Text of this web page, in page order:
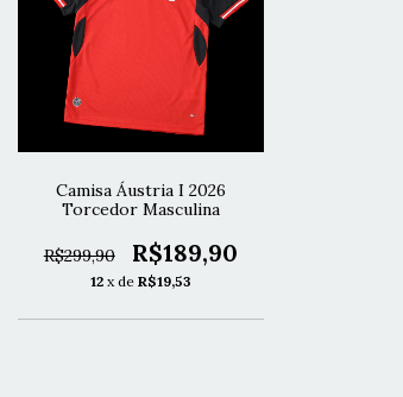
Camisa Áustria I 2026
Torcedor Masculina
R$299,90 R$189,90
12 x de R$19,53